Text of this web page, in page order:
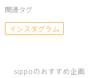
関連タグ
インスタグラム
sippoのおすすめ企画